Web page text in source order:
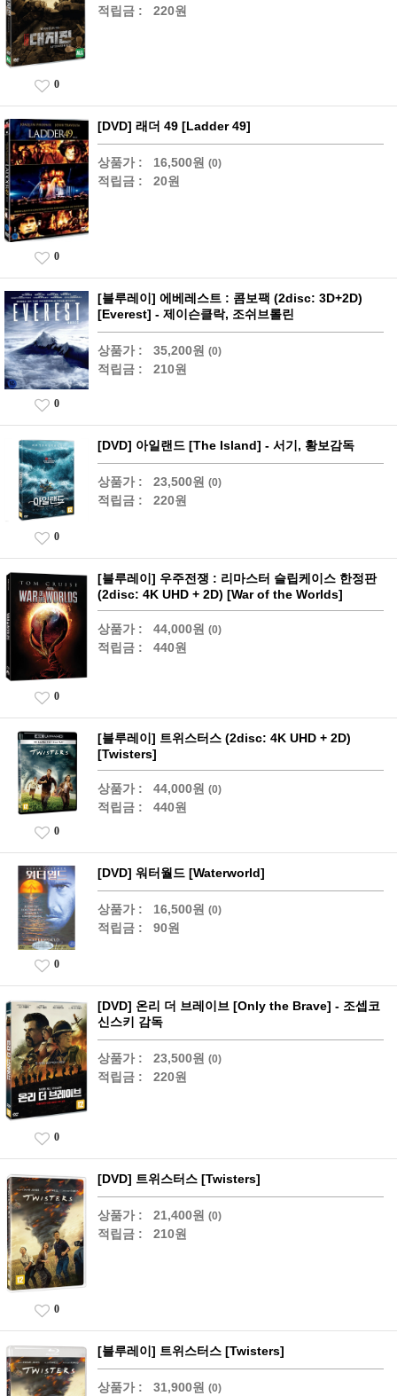
적립금 : 220원
0
[DVD] 래더 49 [Ladder 49]
상품가 : 16,500원 (0)
적립금 : 20원
0
[블루레이] 에베레스트 : 콤보팩 (2disc: 3D+2D)
[Everest] - 제이슨클락, 조쉬브롤린
상품가 : 35,200원 (0)
적립금 : 210원
0
[DVD] 아일랜드 [The Island] - 서기, 황보감독
상품가 : 23,500원 (0)
적립금 : 220원
0
[블루레이] 우주전쟁 : 리마스터 슬립케이스 한정판
(2disc: 4K UHD + 2D) [War of the Worlds]
상품가 : 44,000원 (0)
적립금 : 440원
0
[블루레이] 트위스터스 (2disc: 4K UHD + 2D)
[Twisters]
상품가 : 44,000원 (0)
적립금 : 440원
0
[DVD] 워터월드 [Waterworld]
상품가 : 16,500원 (0)
적립금 : 90원
0
[DVD] 온리 더 브레이브 [Only the Brave] - 조셉코
신스키 감독
상품가 : 23,500원 (0)
적립금 : 220원
0
[DVD] 트위스터스 [Twisters]
상품가 : 21,400원 (0)
적립금 : 210원
0
[블루레이] 트위스터스 [Twisters]
상품가 : 31,900원 (0)